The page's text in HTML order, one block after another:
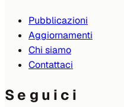
Pubblicazioni
Aggiornamenti
Chi siamo
Contattaci
Seguici